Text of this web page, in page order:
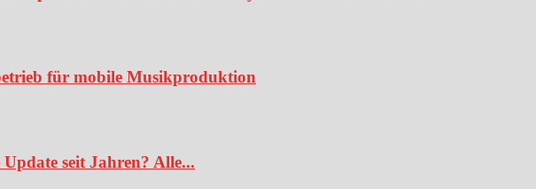
für mobile Musikproduktion
seit Jahren? Alle...